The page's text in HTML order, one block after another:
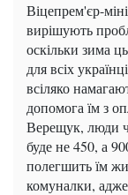
Віцепрем'єр-
вирішують
оскільки зима
для всіх
всіляко
допомога їм з
Верещук, люди
буде не 450, а
полегшить їм
комуналки,